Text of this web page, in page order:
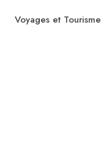
Voyages et Tourisme